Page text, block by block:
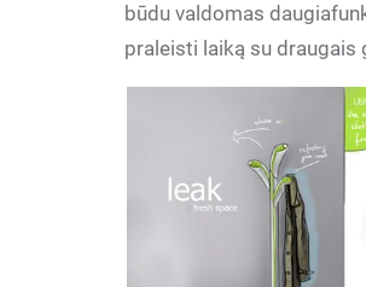
būdu valdomas
praleisti laiką su draugais